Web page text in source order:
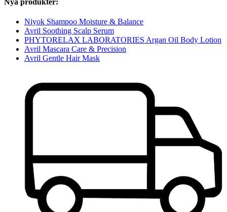
Nya produkter:
Niyok Shampoo Moisture & Balance
Avril Soothing Scalp Serum
PHYTORELAX LABORATORIES Argan Oil Body Lotion
Avril Mascara Care & Precision
Avril Gentle Hair Mask